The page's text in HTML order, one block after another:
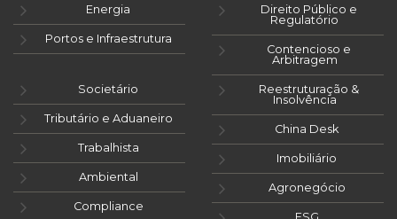
Energia
Portos e Infraestrutura
Direito Público e
Regulatório
Contencioso e
Arbitragem
Societário
Tributário e Aduaneiro
Trabalhista
Ambiental
Compliance
Reestruturação &
Insolvência
China Desk
Imobiliário
Agronegócio